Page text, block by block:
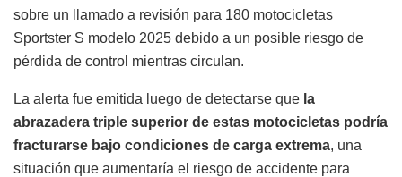
sobre un llamado a revisión para 180 motocicletas
Sportster S modelo 2025 debido a un posible riesgo de
pérdida de control mientras circulan.
La alerta fue emitida luego de detectarse que la
abrazadera triple superior de estas motocicletas podría
fracturarse bajo condiciones de carga extrema, una
situación que aumentaría el riesgo de accidente para